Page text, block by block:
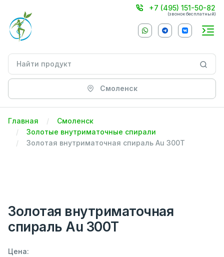
+7 (495) 151-50-82
(звонок бесплатный)
Смоленск
Главная
Смоленск
Золотые внутриматочные спирали
Золотая внутриматочная спираль Au 300Т
Золотая внутриматочная
спираль Au 300Т
Цена: